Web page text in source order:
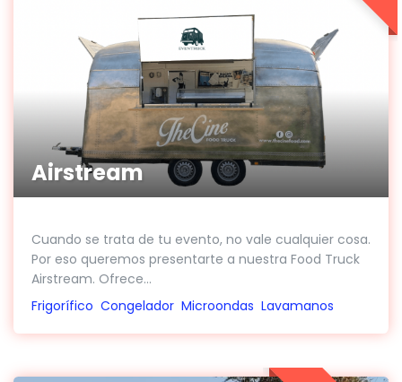
Airstream
Cuando se trata de tu evento, no vale cualquier cosa.
Por eso queremos presentarte a nuestra Food Truck
Airstream. Ofrece...
Frigorífico Congelador Microondas Lavamanos